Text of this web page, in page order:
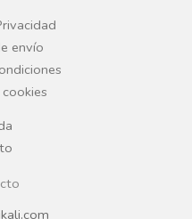
r
a
envío